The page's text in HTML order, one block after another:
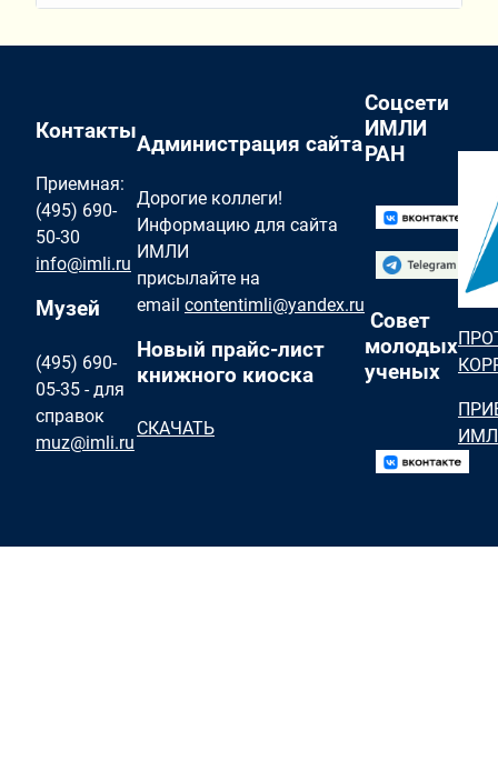
Контакты
Приемная:
(495) 690-
50-30
info@imli.ru
Музей
(495) 690-
05-35 - для
справок
muz@imli.ru
Администрация сайта
Дорогие коллеги!
Информацию для сайта
ИМЛИ
присылайте на
email contentimli@yandex.ru
Новый прайс-лист
книжного киоска
СКАЧАТЬ
Соцсети
ИМЛИ
РАН
Совет
молодых
ученых